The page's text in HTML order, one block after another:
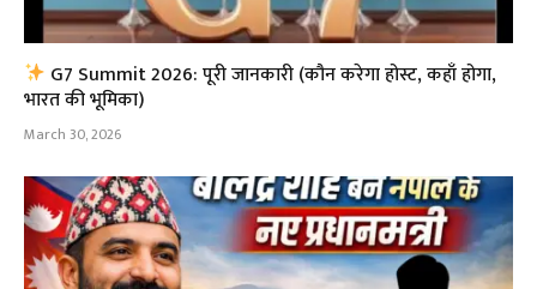
G7 Summit 2026: पूरी जानकारी (कौन करेगा होस्ट, कहाँ होगा,
भारत की भूमिका)
March 30, 2026